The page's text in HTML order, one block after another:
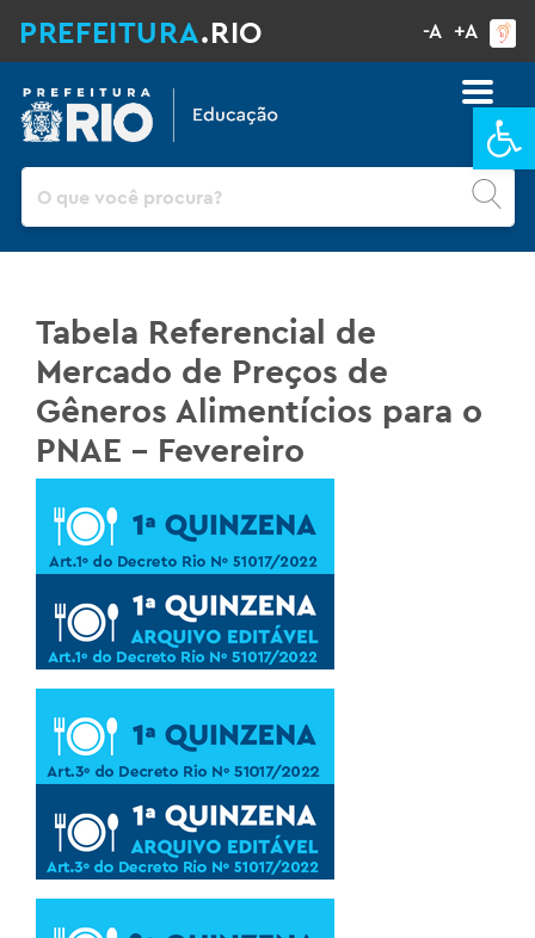
PREFEITURA.RIO -A +A
Pesquisar
Tabela Referencial de
Mercado de Preços de
Gêneros Alimentícios para o
PNAE – Fevereiro